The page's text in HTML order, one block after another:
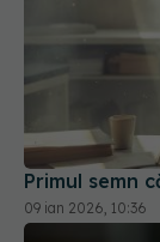
Primul semn
09 ian 2026, 10:36